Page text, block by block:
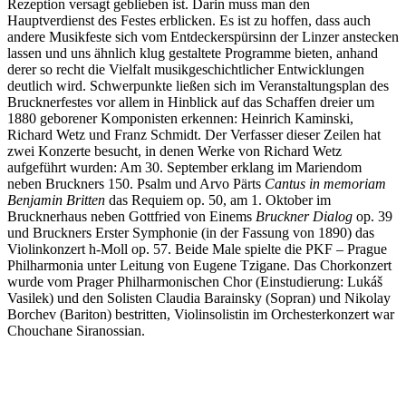
Rezeption versagt geblieben ist. Darin muss man den
Hauptverdienst des Festes erblicken. Es ist zu hoffen, dass auch
andere Musikfeste sich vom Entdeckerspürsinn der Linzer anstecken
lassen und uns ähnlich klug gestaltete Programme bieten, anhand
derer so recht die Vielfalt musikgeschichtlicher Entwicklungen
deutlich wird. Schwerpunkte ließen sich im Veranstaltungsplan des
Brucknerfestes vor allem in Hinblick auf das Schaffen dreier um
1880 geborener Komponisten erkennen: Heinrich Kaminski,
Richard Wetz und Franz Schmidt. Der Verfasser dieser Zeilen hat
zwei Konzerte besucht, in denen Werke von Richard Wetz
aufgeführt wurden: Am 30. September erklang im Mariendom
neben Bruckners 150. Psalm und Arvo Pärts Cantus in memoriam
Benjamin Britten das Requiem op. 50, am 1. Oktober im
Brucknerhaus neben Gottfried von Einems Bruckner Dialog op. 39
und Bruckners Erster Symphonie (in der Fassung von 1890) das
Violinkonzert h-Moll op. 57. Beide Male spielte die PKF – Prague
Philharmonia unter Leitung von Eugene Tzigane. Das Chorkonzert
wurde vom Prager Philharmonischen Chor (Einstudierung: Lukáš
Vasilek) und den Solisten Claudia Barainsky (Sopran) und Nikolay
Borchev (Bariton) bestritten, Violinsolistin im Orchesterkonzert war
Chouchane Siranossian.